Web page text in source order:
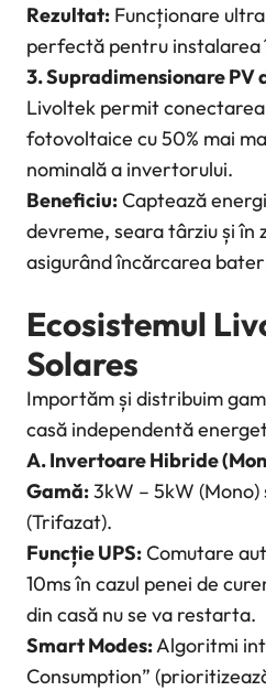
Rezultat: Funcționare
perfectă pentru
3. Supradimensionare PV
Livoltek permit
fotovoltaice cu 50% mai
nominală a invertorului.
Beneficiu:Captează
devreme, seara târziu și în
asigurând încărcarea
Ecosistemul
Solares
Importăm și distribuim
casă independentă
A. Invertoare Hibride
Gamă:3kW – 5kW
(Trifazat).
Funcție UPS:Comutare
10ms în cazul penei de
din casă nu se va restarta.
Smart Modes:Algoritmi
Consumption”